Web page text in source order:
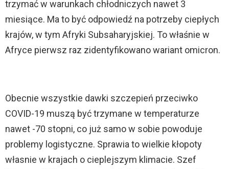
trzymać w warunkach chłodniczych nawet 3
miesiące. Ma to być odpowiedź na potrzeby ciepłych
krajów, w tym Afryki Subsaharyjskiej. To właśnie w
Afryce pierwsz raz zidentyfikowano wariant omicron.
Obecnie wszystkie dawki szczepień przeciwko
COVID-19 muszą być trzymane w temperaturze
nawet -70 stopni, co już samo w sobie powoduje
problemy logistyczne. Sprawia to wielkie kłopoty
własnie w krajach o cieplejszym klimacie. Szef